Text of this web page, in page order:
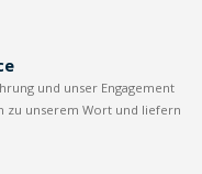
und unser Engagement
zu unserem Wort und liefern